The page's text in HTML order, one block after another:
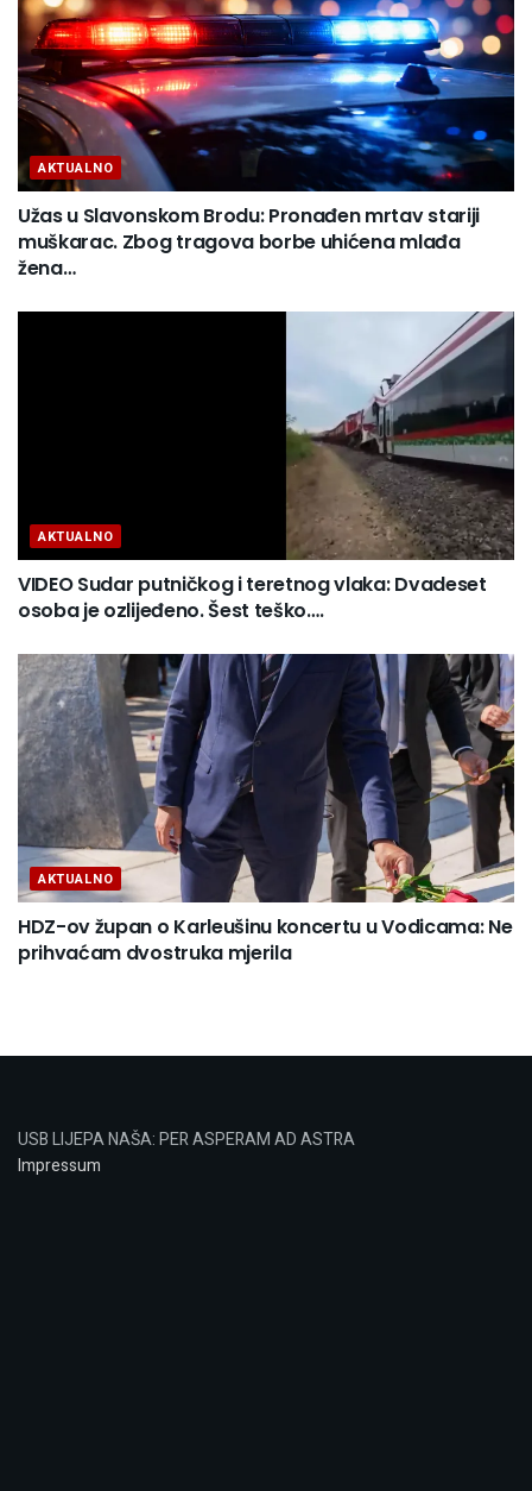
AKTUALNO
Užas u Slavonskom Brodu: Pronađen mrtav stariji
muškarac. Zbog tragova borbe uhićena mlađa
žena…
AKTUALNO
VIDEO Sudar putničkog i teretnog vlaka: Dvadeset
osoba je ozlijeđeno. Šest teško….
AKTUALNO
HDZ-ov župan o Karleušinu koncertu u Vodicama: Ne
prihvaćam dvostruka mjerila
USB LIJEPA NAŠA: PER ASPERAM AD ASTRA
Impressum